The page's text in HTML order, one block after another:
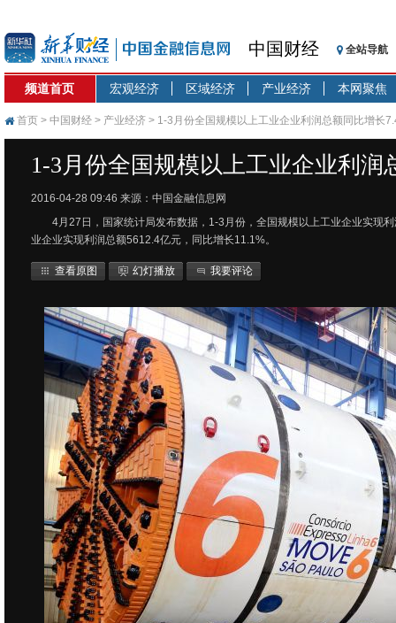
中国财经 全站导航
频道首页 宏观经济 区域经济 产业经济 本网聚焦
首页 > 中国财经 > 产业经济 > 1-3月份全国规模以上工业企业利润总额同比增长
1-3月份全国规模以上工业企业利润
2016-04-28 09:46 来源：中国金融信息网
4月27日，国家统计局发布数据，1-3月份，全国规模以上工业企业实现
业企业实现利润总额5612.4亿元，同比增长11.1%。
查看原图 幻灯播放 我要评论